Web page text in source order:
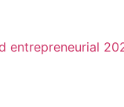
entrepreneurial